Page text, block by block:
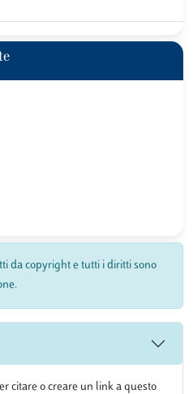
da copyright e tutti i diritti sono
citare o creare un link a questo